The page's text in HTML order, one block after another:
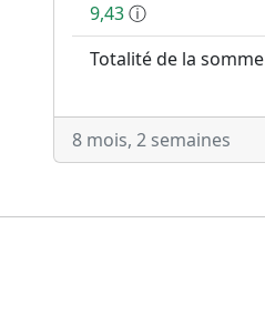
9,43ⓘ
Totalité de la somme
8 mois, 2 semaines